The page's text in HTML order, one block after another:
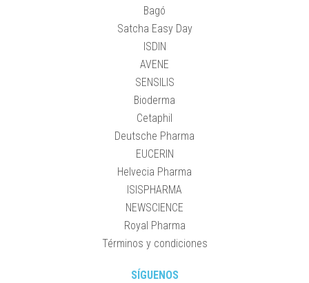
Bagó
Satcha Easy Day
ISDIN
AVENE
SENSILIS
Bioderma
Cetaphil
Deutsche Pharma
EUCERIN
Helvecia Pharma
ISISPHARMA
NEWSCIENCE
Royal Pharma
Términos y condiciones
SÍGUENOS